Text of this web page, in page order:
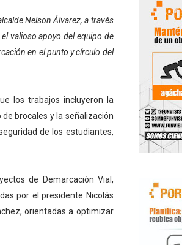
Materna
y cultura a niños del municipio
Alcázar
Nelson Álvarez, a través
valioso apoyo del equipo de
en el punto y círculo del
los trabajos incluyeron la
brocales y la señalización
de los estudiantes,
de Demarcación Vial,
por el presidente Nicolás
orientadas a optimizar